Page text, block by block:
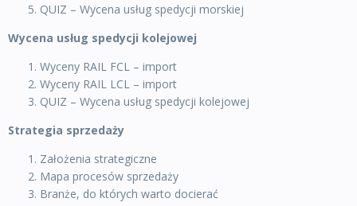
QUIZ – Wycena usług spedycji morskiej
Wycena usług spedycji kolejowej
Wyceny RAIL FCL – import
Wyceny RAIL LCL – import
QUIZ – Wycena usług spedycji kolejowej
Strategia sprzedaży
Założenia strategiczne
Mapa procesów sprzedaży
Branże, do których warto docierać